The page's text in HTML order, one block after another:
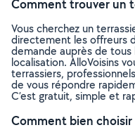
Comment trouver un
Vous cherchez un
directement les offreurs
demande auprès de
localisation. AlloVoisins
terrassiers,
de vous répondre
C’est gratuit, simple et
Comment bien choisir